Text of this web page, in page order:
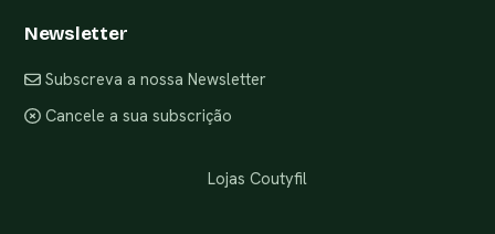
Newsletter
Subscreva a nossa Newsletter
Cancele a sua subscrição
Lojas Coutyfil